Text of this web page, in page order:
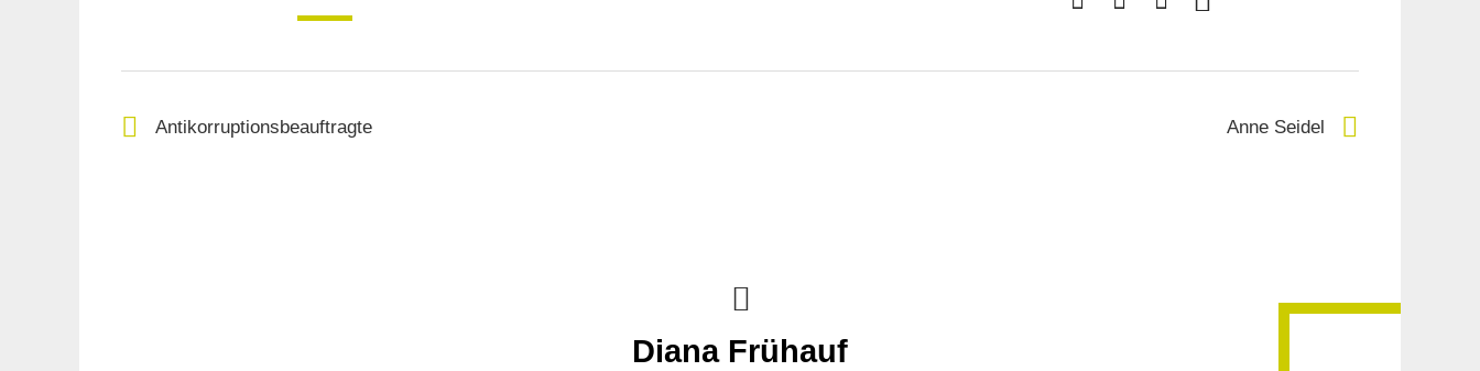
Antikorruptionsbeauftragte Anne Seidel
Diana Frühauf